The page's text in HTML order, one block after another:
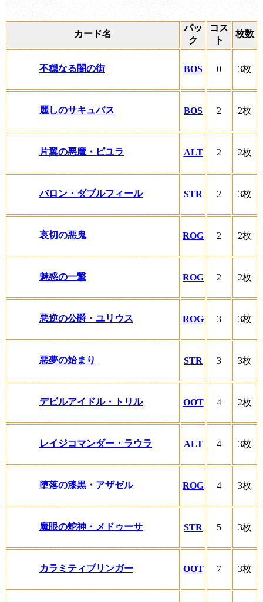
カード名
パッ
ク
コス
ト
枚数
不穏なる闇の街 BOS 0 3枚
麗しのサキュバス BOS 2 2枚
片翼の悪魔・ピユラ ALT 2 2枚
バロン・ダブルフィール STR 2 3枚
哀切の悪鬼 ROG 2 2枚
魅惑の一撃 ROG 2 2枚
悪逆の公爵・ユリウス ROG 3 3枚
悪夢の始まり STR 3 3枚
デビルアイドル・トリル OOT 4 2枚
レイジコマンダー・ラウラ ALT 4 3枚
堕落の漆黒・アザゼル ROG 4 3枚
魔眼の蛇神・メドゥーサ STR 5 3枚
カラミティブリンガー OOT 7 3枚